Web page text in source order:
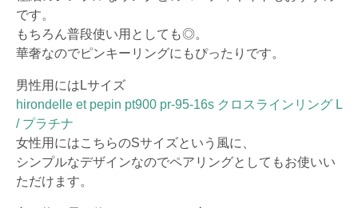
です。
もちろん普段使い用としても◎。
華奢なのでピンキーリングにもぴったりです。
男性用にはLサイズ
hirondelle et pepin pt900 pr-95-16s クロスラインリング L
/ プラチナ
女性用にはこちらのSサイズという風に、
シンプルなデザインなのでペアリングとしてもお使いい
ただけます。